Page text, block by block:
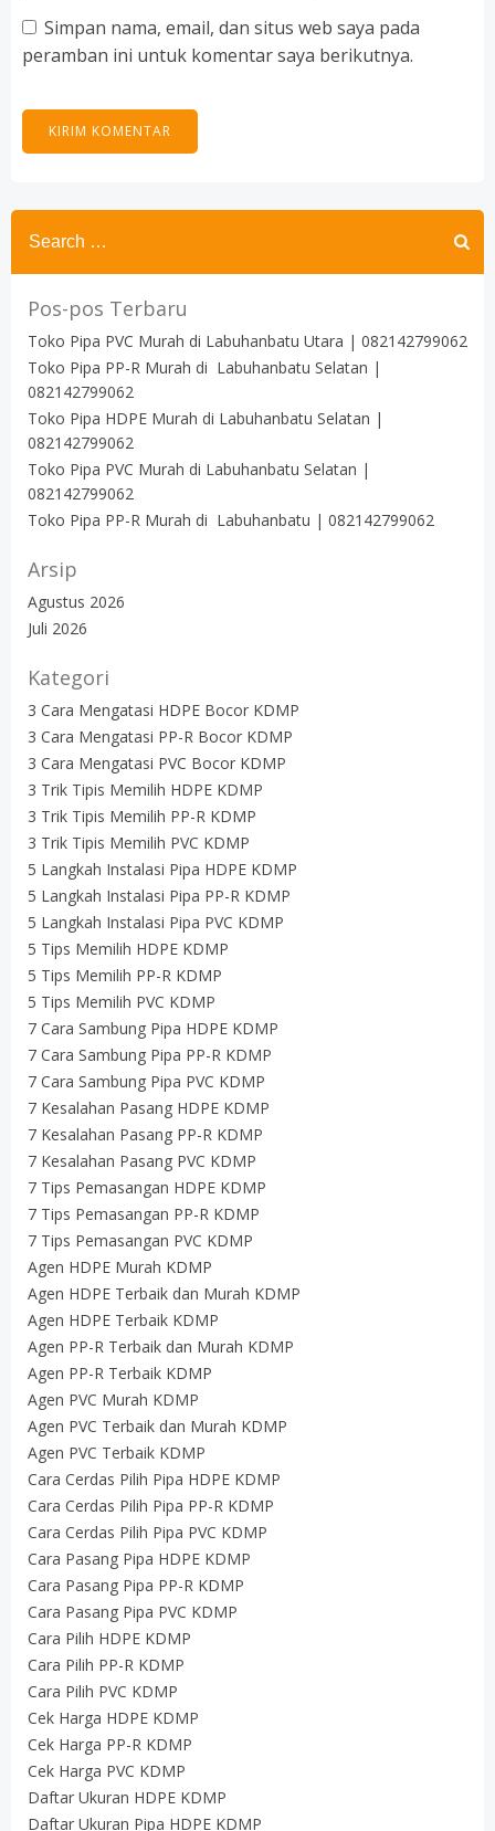
Simpan nama, email, dan situs web saya pada
peramban ini untuk komentar saya berikutnya.
Search
for:
Pos-pos Terbaru
Toko Pipa PVC Murah di Labuhanbatu Utara | 082142799062
Toko Pipa PP-R Murah di Labuhanbatu Selatan |
082142799062
Toko Pipa HDPE Murah di Labuhanbatu Selatan |
082142799062
Toko Pipa PVC Murah di Labuhanbatu Selatan |
082142799062
Toko Pipa PP-R Murah di Labuhanbatu | 082142799062
Arsip
Agustus 2026
Juli 2026
Kategori
3 Cara Mengatasi HDPE Bocor KDMP
3 Cara Mengatasi PP-R Bocor KDMP
3 Cara Mengatasi PVC Bocor KDMP
3 Trik Tipis Memilih HDPE KDMP
3 Trik Tipis Memilih PP-R KDMP
3 Trik Tipis Memilih PVC KDMP
5 Langkah Instalasi Pipa HDPE KDMP
5 Langkah Instalasi Pipa PP-R KDMP
5 Langkah Instalasi Pipa PVC KDMP
5 Tips Memilih HDPE KDMP
5 Tips Memilih PP-R KDMP
5 Tips Memilih PVC KDMP
7 Cara Sambung Pipa HDPE KDMP
7 Cara Sambung Pipa PP-R KDMP
7 Cara Sambung Pipa PVC KDMP
7 Kesalahan Pasang HDPE KDMP
7 Kesalahan Pasang PP-R KDMP
7 Kesalahan Pasang PVC KDMP
7 Tips Pemasangan HDPE KDMP
7 Tips Pemasangan PP-R KDMP
7 Tips Pemasangan PVC KDMP
Agen HDPE Murah KDMP
Agen HDPE Terbaik dan Murah KDMP
Agen HDPE Terbaik KDMP
Agen PP-R Terbaik dan Murah KDMP
Agen PP-R Terbaik KDMP
Agen PVC Murah KDMP
Agen PVC Terbaik dan Murah KDMP
Agen PVC Terbaik KDMP
Cara Cerdas Pilih Pipa HDPE KDMP
Cara Cerdas Pilih Pipa PP-R KDMP
Cara Cerdas Pilih Pipa PVC KDMP
Cara Pasang Pipa HDPE KDMP
Cara Pasang Pipa PP-R KDMP
Cara Pasang Pipa PVC KDMP
Cara Pilih HDPE KDMP
Cara Pilih PP-R KDMP
Cara Pilih PVC KDMP
Cek Harga HDPE KDMP
Cek Harga PP-R KDMP
Cek Harga PVC KDMP
Daftar Ukuran HDPE KDMP
Daftar Ukuran Pipa HDPE KDMP